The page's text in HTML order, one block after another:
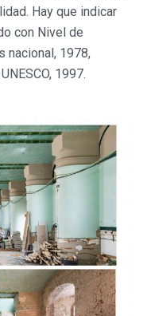
Hay que indicar
con Nivel de
nacional, 1978,
1997.